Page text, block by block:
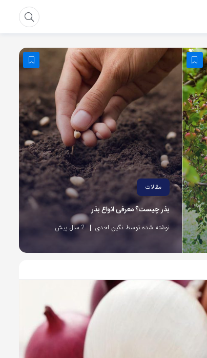
مقالات
بذر چیست؟ معرفی انواع بذر
نوشته شده توسط نگین احدی 2 سال پیش